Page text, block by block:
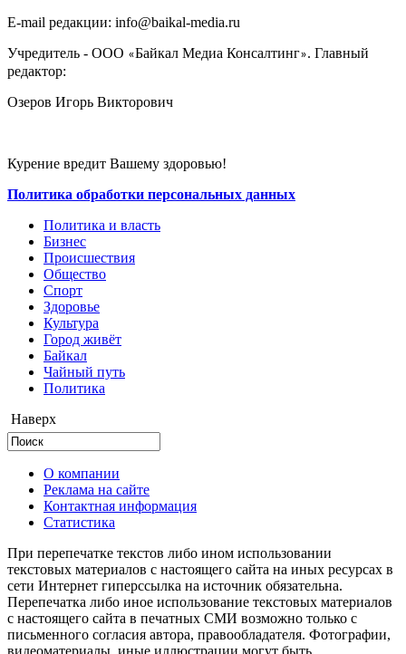
E-mail редакции: info@baikal-media.ru
Учредитель - ООО «Байкал Медиа Консалтинг». Главный
редактор:
Озеров Игорь Викторович
Курение вредит Вашему здоровью!
Политика обработки персональных данных
Политика и власть
Бизнес
Происшествия
Общество
Cпорт
Здоровье
Культура
Город живёт
Байкал
Чайный путь
Политика
Наверх
О компании
Реклама на сайте
Контактная информация
Статистика
При перепечатке текстов либо ином использовании
текстовых материалов с настоящего сайта на иных ресурсах в
сети Интернет гиперссылка на источник обязательна.
Перепечатка либо иное использование текстовых материалов
с настоящего сайта в печатных СМИ возможно только с
письменного согласия автора, правообладателя. Фотографии,
видеоматериалы, иные иллюстрации могут быть